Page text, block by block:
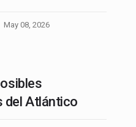
May 08, 2026
del Atlántico